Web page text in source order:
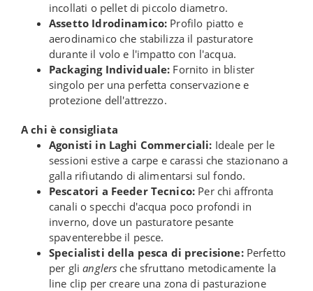
incollati o pellet di piccolo diametro.
Assetto Idrodinamico: Profilo piatto e
aerodinamico che stabilizza il pasturatore
durante il volo e l'impatto con l'acqua.
Packaging Individuale: Fornito in blister
singolo per una perfetta conservazione e
protezione dell'attrezzo.
A chi è consigliata
Agonisti in Laghi Commerciali: Ideale per le
sessioni estive a carpe e carassi che stazionano a
galla rifiutando di alimentarsi sul fondo.
Pescatori a Feeder Tecnico: Per chi affronta
canali o specchi d'acqua poco profondi in
inverno, dove un pasturatore pesante
spaventerebbe il pesce.
Specialisti della pesca di precisione:Perfetto
per glianglers che sfruttano metodicamente la
line clip per creare una zona di pasturazione